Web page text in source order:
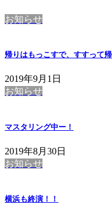
お知らせ
帰りはもっこすで、すすって
2019年9月1日
お知らせ
マスタリング中ー！
2019年8月30日
お知らせ
横浜も終演！！